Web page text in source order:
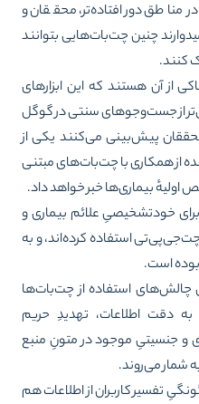
دورافتاده‌تر، محققان و
چنین چت‌بات‌هایی بتوانند
آن هستند که این ابزارهای
جست‌وجوهای سنتی در گوگل
پیش‌بینی می‌کنند یکی از
همکاری با چت‌بات‌های مبتنی
علائم بیماری و
استفاده کرده‌اند، و به
استفاده از چت‌بات‌ها
اطلاعات، تهدیدِ حریم
موجود در متونِ منبع
می‌روند.
کاربران از اطلاعات هم